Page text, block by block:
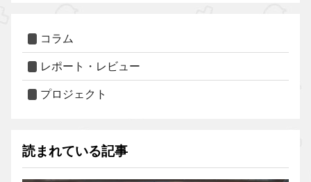
コラム
レポート・レビュー
プロジェクト
読まれている記事